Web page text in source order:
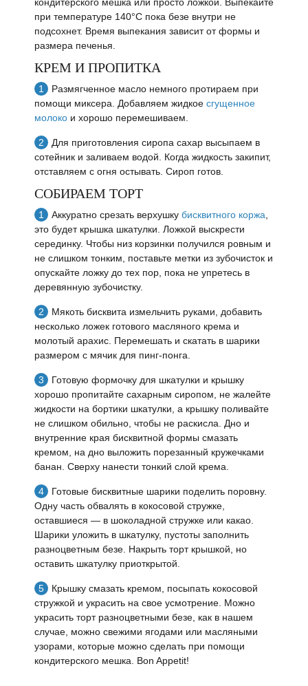
кондитерского мешка или просто ложкой. Выпекайте
при температуре 140°C пока безе внутри не
подсохнет. Время выпекания зависит от формы и
размера печенья.
КРЕМ И ПРОПИТКА
Размягченное масло немного протираем при
помощи миксера. Добавляем жидкое сгущенное
молокои хорошо перемешиваем.
Для приготовления сиропа сахар высыпаем в
сотейник и заливаем водой. Когда жидкость закипит,
отставляем с огня остывать. Сироп готов.
СОБИРАЕМ ТОРТ
Аккуратно срезать верхушку бисквитного коржа,
это будет крышка шкатулки. Ложкой выскрести
серединку. Чтобы низ корзинки получился ровным и
не слишком тонким, поставьте метки из зубочисток и
опускайте ложку до тех пор, пока не упретесь в
деревянную зубочистку.
Мякоть бисквита измельчить руками, добавить
несколько ложек готового масляного крема и
молотый арахис. Перемешать и скатать в шарики
размером с мячик для пинг-понга.
Готовую формочку для шкатулки и крышку
хорошо пропитайте сахарным сиропом, не жалейте
жидкости на бортики шкатулки, а крышку поливайте
не слишком обильно, чтобы не раскисла. Дно и
внутренние края бисквитной формы смазать
кремом, на дно выложить порезанный кружечками
банан. Сверху нанести тонкий слой крема.
Готовые бисквитные шарики поделить поровну.
Одну часть обвалять в кокосовой стружке,
оставшиеся — в шоколадной стружке или какао.
Шарики уложить в шкатулку, пустоты заполнить
разноцветным безе. Накрыть торт крышкой, но
оставить шкатулку приоткрытой.
Крышку смазать кремом, посыпать кокосовой
стружкой и украсить на свое усмотрение. Можно
украсить торт разноцветными безе, как в нашем
случае, можно свежими ягодами или масляными
узорами, которые можно сделать при помощи
кондитерского мешка. Bon Appetit!